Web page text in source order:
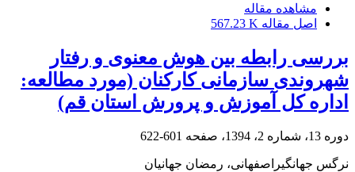
مشاهده مقاله
اصل مقاله 567.23 K
بررسی رابطه بین هوش معنوی و رفتار
شهروندی سازمانی کارکنان (مورد مطالعه:
اداره کل آموزش و پرورش استان قم)
دوره 13، شماره 2، 1394، صفحه 601-622
نرگس جهانگیراصفهانی، رمضان جهانیان